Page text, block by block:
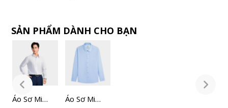
SẢN PHẨM DÀNH CHO BẠN
Áo Sơ Mi
Áo Sơ Mi